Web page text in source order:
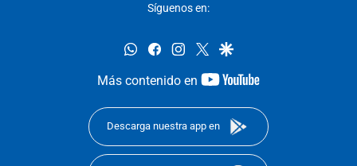
Síguenos en:
whatsappfacebookinstagram
twittergoogle
Más contenido en
youtube-
Descarga nuestra app en